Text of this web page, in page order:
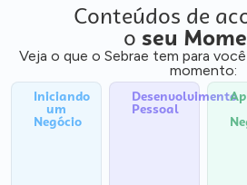
Conteúdos de
o seu
Veja o que o Sebrae tem para
momento:
Iniciando
um
Negócio
Desenvolvimento
Pessoal